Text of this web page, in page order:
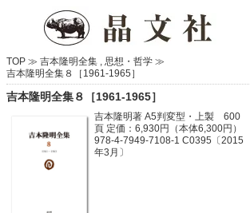
TOP ≫ 吉本隆明全集 , 思想・哲学 ≫
吉本隆明全集８［1961‐1965］
吉本隆明全集８［1961‐1965］
吉本隆明著 A5判変型・上製 600
頁 定価：6,930円（本体6,300円）
978-4-7949-7108-1 C0395〔2015
年3月〕